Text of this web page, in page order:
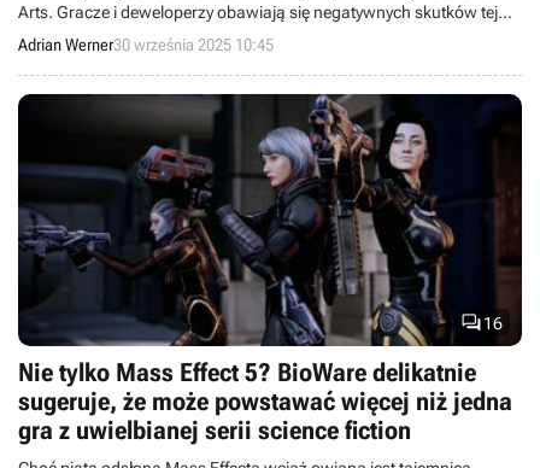
Arts. Gracze i deweloperzy obawiają się negatywnych skutków tej
transakcji.
Adrian Werner30 września 2025 10:45
16
Nie tylko Mass Effect 5? BioWare delikatnie
sugeruje, że może powstawać więcej niż jedna
gra z uwielbianej serii science fiction